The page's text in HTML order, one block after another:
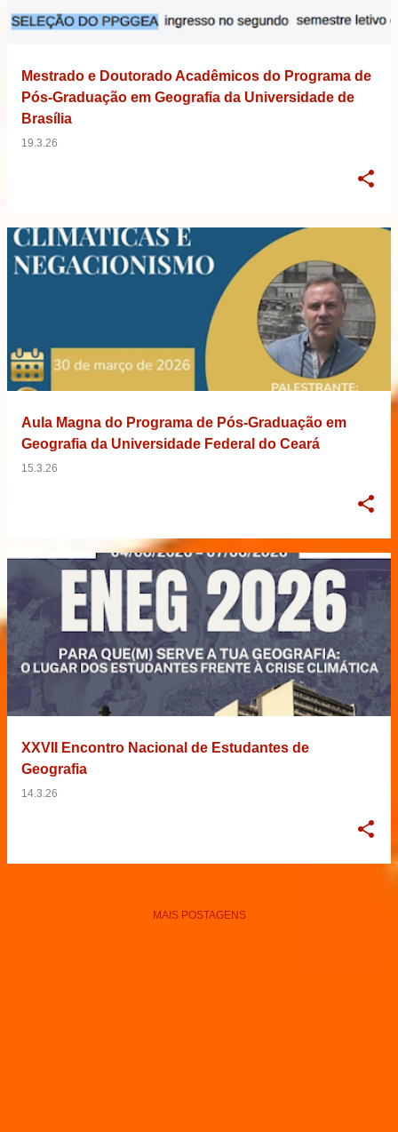
Mestrado e Doutorado Acadêmicos do Programa de
Pós-Graduação em Geografia da Universidade de
Brasília
19.3.26
Aula Magna do Programa de Pós-Graduação em
Geografia da Universidade Federal do Ceará
15.3.26
XXVII Encontro Nacional de Estudantes de
Geografia
14.3.26
MAIS POSTAGENS